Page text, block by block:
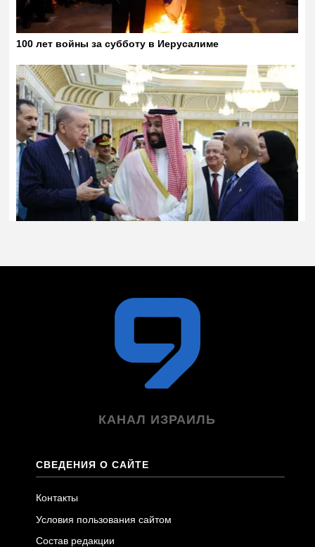
КАНАЛ ИЗРАИЛЬ
СВЕДЕНИЯ О САЙТЕ
Контакты
Условия пользования сайтом
Состав редакции